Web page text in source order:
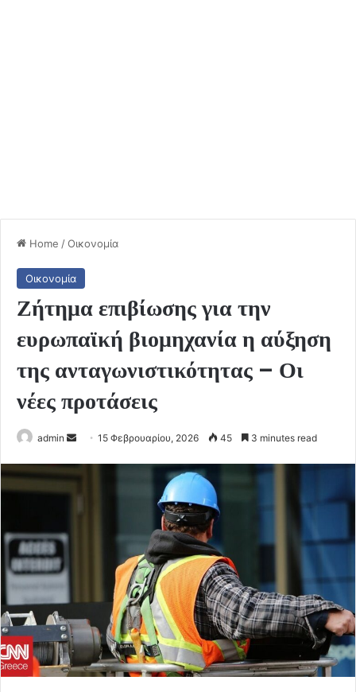
Home /Οικονομία
Οικονομία
Ζήτημα επιβίωσης για την
ευρωπαϊκή βιομηχανία η αύξηση
της ανταγωνιστικότητας – Οι
νέες προτάσεις
admin
Send
email
15 Φεβρουαρίου, 2026 45 3 minutes read